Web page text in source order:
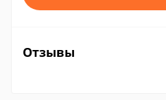
Отзывы